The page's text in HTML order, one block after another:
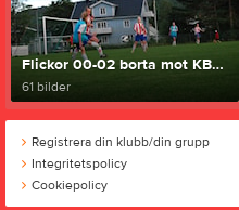
Flickor 00-02 borta mot KB65
61 bilder
Registrera din klubb/din grupp
Integritetspolicy
Cookiepolicy